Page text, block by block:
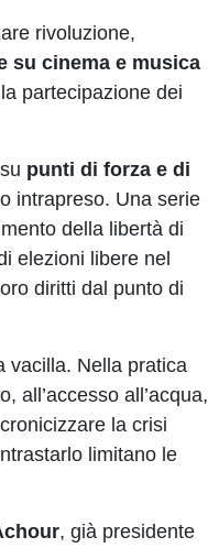
rivoluzione,
su cinema e musica
partecipazione dei
punti di forza e di
intrapreso. Una serie
della libertà di
elezioni libere nel
diritti dal punto di
vacilla. Nella pratica
all’accesso all’acqua,
la crisi
limitano le
, già presidente